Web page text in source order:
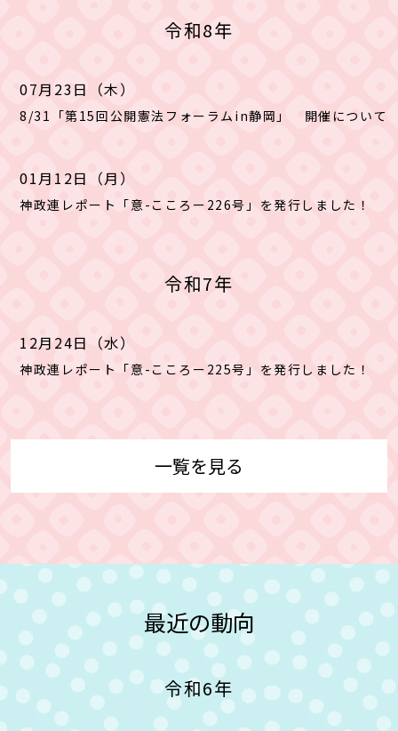
令和8年
07月23日（木）
8/31「第15回公開憲法フォーラムin静岡」 開催について
01月12日（月）
神政連レポート「意-こころー226号」を発行しました！
令和7年
12月24日（水）
神政連レポート「意-こころー225号」を発行しました！
一覧を見る
最近の動向
令和6年